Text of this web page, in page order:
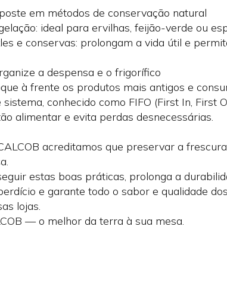
em métodos de conservação natural
ideal para ervilhas, feijão-verde ou
e conservas: prolongam a vida útil e
a despensa e o frigorífico
à frente os produtos mais antigos e
sistema, conhecido como FIFO (First In, First
alimentar e evita perdas desnecessárias.
acreditamos que preservar a
estas boas práticas, prolonga a
e garante todo o sabor e qualidade
lojas.
— o melhor da terra à sua mesa.